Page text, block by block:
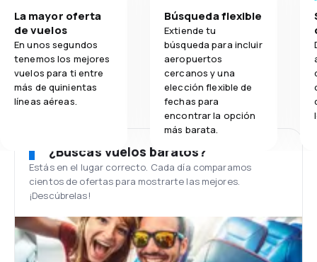
La mayor oferta
de vuelos
En unos segundos
tenemos los mejores
vuelos para ti entre
más de quinientas
líneas aéreas.
Búsqueda flexible
Extiende tu
búsqueda para incluir
aeropuertos
cercanos y una
elección flexible de
fechas para
encontrar la opción
más barata.
¿Buscas vuelos baratos?
Estás en el lugar correcto. Cada día comparamos
cientos de ofertas para mostrarte las mejores.
¡Descúbrelas!